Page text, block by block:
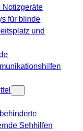
für blinde
und
Sehhilfen